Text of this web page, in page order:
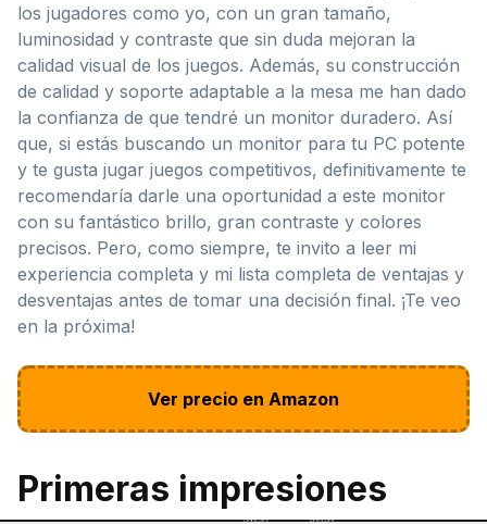
los jugadores como yo, con un gran tamaño,
luminosidad y contraste que sin duda mejoran la
calidad visual de los juegos. Además, su construcción
de calidad y soporte adaptable a la mesa me han dado
la confianza de que tendré un monitor duradero. Así
que, si estás buscando un monitor para tu PC potente
y te gusta jugar juegos competitivos, definitivamente te
recomendaría darle una oportunidad a este monitor
con su fantástico brillo, gran contraste y colores
precisos. Pero, como siempre, te invito a leer mi
experiencia completa y mi lista completa de ventajas y
desventajas antes de tomar una decisión final. ¡Te veo
en la próxima!
Ver precio en Amazon
Primeras impresiones